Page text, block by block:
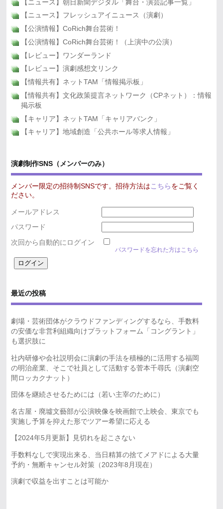
【ニュース】朝日新聞デジタル「舞台・演芸記事一覧」
【ニュース】フレッシュアイニュース（演劇）
【公演情報】CoRich舞台芸術！
【公演情報】CoRich舞台芸術！（上演中の公演）
【レビュー】ワンダーランド
【レビュー】演劇感想文リンク
【情報共有】ネットTAM「情報掲示板」
【情報共有】文化政策提言ネットワーク（CPネット）：情報
掲示板
【キャリア】ネットTAM「キャリアバンク」
【キャリア】地域創造「公共ホール等求人情報」
演劇制作SNS（メンバーのみ）
メンバー限定の招待制SNSです。招待方法は こちら をご覧く
ださい。
メールアドレス
パスワード
次回から自動的にログイン
パスワードを忘れた方はこちら
最近の投稿
劇場・芸術団体がクラウドファンディングするなら、手数料
の安価な非営利組織向けプラットフォーム「コングラント」
も選択肢に
社内研修や会社説明会に演劇の手法を積極的に活用する福岡
の明治産業、そこで社員として活動する菅本千尋氏（演劇空
間ロッカクナット）
団体を継続させるためには（若い主宰のために）
名古屋・廃墟文藝部が公演映像を映画館で上映会、東京でも
実施し予算を抑えた形でツアー希望に応える
【2024年5月更新】見切れを起こさない
手数料なしで実現出来る、当日精算の捨てメアドによる大量
予約・無断キャンセル対策（2023年8月現在）
演劇で収益を出すことは可能か